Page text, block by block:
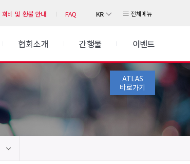
회비 및 환불 안내 FAQ KR 전체메뉴
협회소개 간행물 이벤트
ATLAS
바로가기